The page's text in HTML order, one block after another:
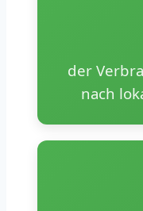
der
nach